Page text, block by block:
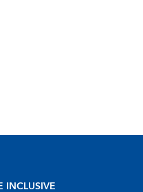
INCLUSIVE